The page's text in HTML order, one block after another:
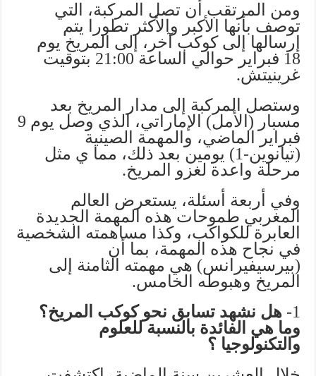
ومن المرتقب أن تصل المركبة، التي
توصف بأنها الأكبر والأكثر تطورا يتم
إرسالها إلى كوكب آخر، إلى المريخ يوم
18 فبراير حوالي الساعة 21:00 بتوقيت
غرينيتش.
وستصل المركبة إلى مدار المريخ بعد
مسبار (الأمل) الإماراتي، الذي وصل يوم 9
فبراير الماضي، والمهمة الصينية
(تيانوين-1) يومين بعد ذلك، مما ي مثل
مرحلة واعدة لغزو المريخ.
وفي أربعة أسئلة، يستعرض العالم
المغربي طموحات هذه المهمة الجديدة
العابرة للكواكب، وكذا مساهمته الشخصية
في نجاح هذه المهمة، بما أن
(بيرسيفيرانس) هي مهمته الثامنة إلى
المريخ وهبوطه الخامس.
1- هل نشهد تسابق نحو كوكب المريخ؟
وما هي الفائدة بالنسبة للعلوم
والتكنولوجيا ؟